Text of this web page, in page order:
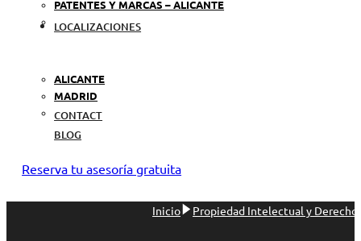
PATENTES Y MARCAS – ALICANTE
LOCALIZACIONES
ALICANTE
MADRID
CONTACT
BLOG
Reserva tu asesoría gratuita
Inicio Propiedad Intelectual y